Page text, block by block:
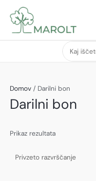
content
Search
for:
Domov / Darilni bon
Darilni bon
Prikaz rezultata